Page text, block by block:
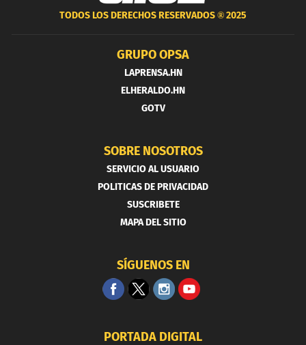
TODOS LOS DERECHOS RESERVADOS ®2025
GRUPO OPSA
LAPRENSA.HN
ELHERALDO.HN
GOTV
SOBRE NOSOTROS
SERVICIO AL USUARIO
POLITICAS DE PRIVACIDAD
SUSCRIBETE
MAPA DEL SITIO
SÍGUENOS EN
PORTADA DIGITAL